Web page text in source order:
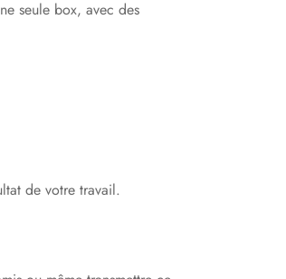
seule box, avec des
de votre travail.